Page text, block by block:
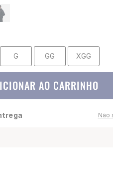
G GG XGG
AO CARRINHO
Não